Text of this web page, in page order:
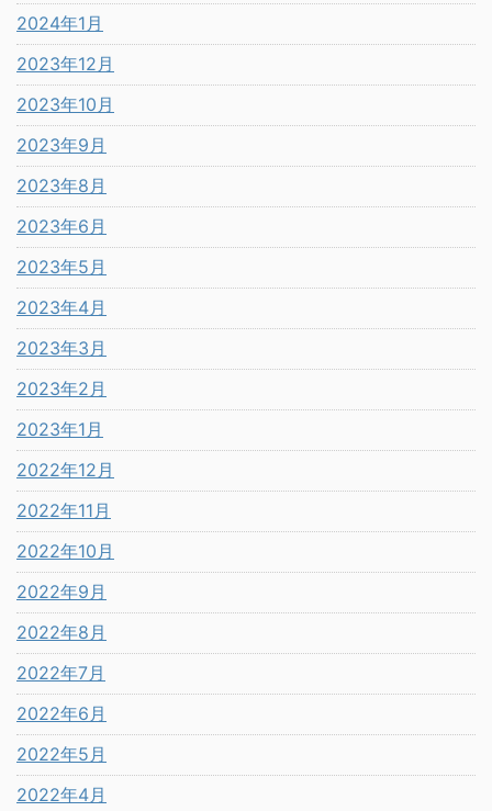
2024年1月
2023年12月
2023年10月
2023年9月
2023年8月
2023年6月
2023年5月
2023年4月
2023年3月
2023年2月
2023年1月
2022年12月
2022年11月
2022年10月
2022年9月
2022年8月
2022年7月
2022年6月
2022年5月
2022年4月